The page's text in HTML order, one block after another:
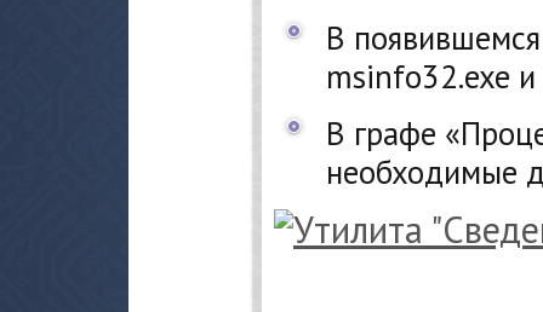
В
msinfo32.exe
В графе
необходимые